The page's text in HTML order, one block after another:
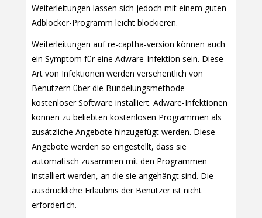
Weiterleitungen lassen sich jedoch mit einem guten
Adblocker-Programm leicht blockieren.
Weiterleitungen auf re-captha-version können auch
ein Symptom für eine Adware-Infektion sein. Diese
Art von Infektionen werden versehentlich von
Benutzern über die Bündelungsmethode
kostenloser Software installiert. Adware-Infektionen
können zu beliebten kostenlosen Programmen als
zusätzliche Angebote hinzugefügt werden. Diese
Angebote werden so eingestellt, dass sie
automatisch zusammen mit den Programmen
installiert werden, an die sie angehängt sind. Die
ausdrückliche Erlaubnis der Benutzer ist nicht
erforderlich.